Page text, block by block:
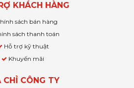
KHÁCH HÀNG
sách bán hàng
sách thanh toán
Hỗ trợ kỹ thuật
Khuyến mãi
CÔNG TY